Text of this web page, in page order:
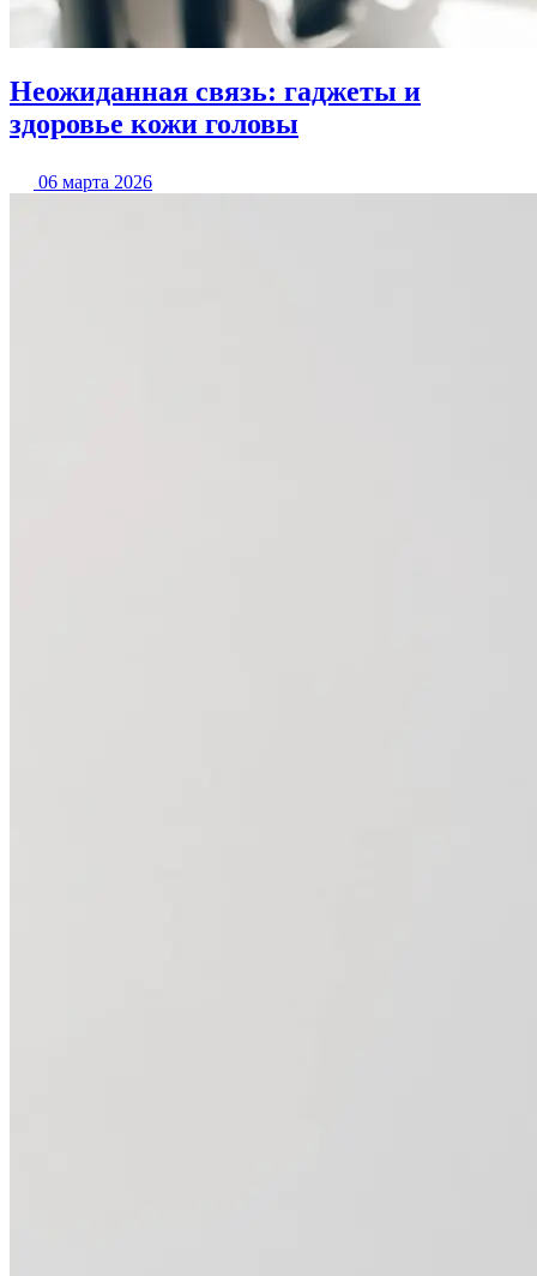
Неожиданная связь: гаджеты и
здоровье кожи головы
06 марта 2026